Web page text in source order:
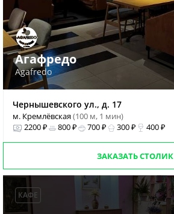
Агафредо
Agafredo
Чернышевского ул., д. 17
м. Кремлёвская(100 м, 1 мин)
2200 ₽
800 ₽ 700 ₽ 300 ₽ 400 ₽
ЗАКАЗАТЬ СТОЛИК
КАФЕ